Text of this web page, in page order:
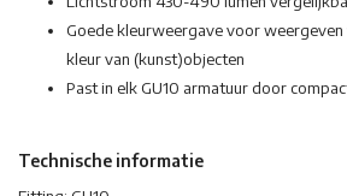
Goede kleurweergave voor
kleur van (kunst)objecten
Past in elk GU10 armatuur door
Technische informatie